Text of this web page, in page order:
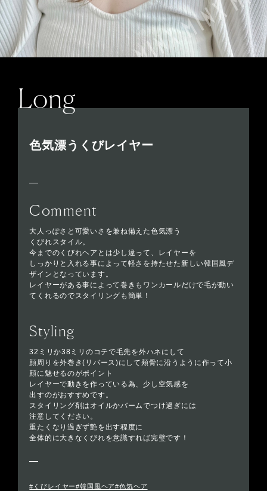
Long
色気漂うくびレイヤー
Comment
大人っぽさと可愛いさを兼ね備えた色気漂う
くびれスタイル。
今までのくびれヘアとは少し違って、レイヤーを
しっかりと入れる事によって軽さを持たせた新しい韓国風デ
ザインとなっています。
レイヤーがある事によって巻きもワンカールだけで毛が動い
てくれるのでスタイリングも簡単！
Styling
32ミリか38ミリのコテで毛先を外ハネにして
顔周りを外巻き(リバース)にして頬骨に沿うように作って小
顔に魅せるのがポイント
レイヤーで動きを作っている為、少し空気感を
出すのがおすすめです。
スタイリング剤はオイルかバームでつけ過ぎには
注意してください。
重たくなり過ぎず艶を出す程度に
全体的に大きなくびれを意識すれば完璧です！
#くびレイヤー#韓国風ヘア#色気ヘア